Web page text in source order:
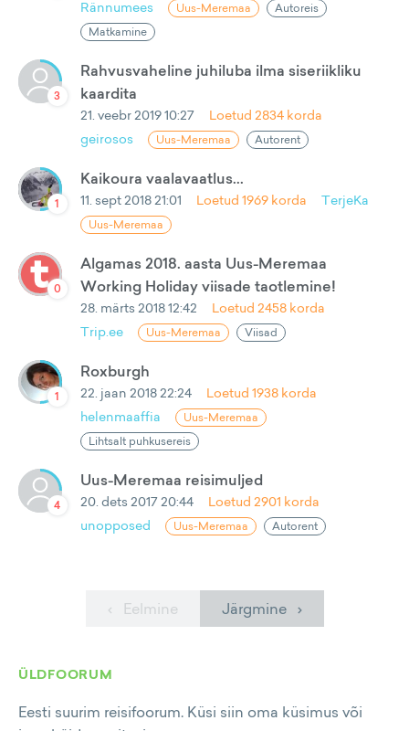
Rännumees
Uus-Meremaa
Autoreis
Matkamine
3
Rahvusvaheline juhiluba ilma siseriikliku
kaardita
21. veebr 2019 10:27 Loetud 2834 korda
geirosos
Uus-Meremaa Autorent
1
Kaikoura vaalavaatlus...
11. sept 2018 21:01 Loetud 1969 korda TerjeKa
Uus-Meremaa
0
Algamas 2018. aasta Uus-Meremaa
Working Holiday viisade taotlemine!
28. märts 2018 12:42 Loetud 2458 korda
Trip.ee
Uus-Meremaa Viisad
1
Roxburgh
22. jaan 2018 22:24 Loetud 1938 korda
helenmaaffia
Uus-Meremaa
Lihtsalt puhkusereis
4
Uus-Meremaa reisimuljed
20. dets 2017 20:44 Loetud 2901 korda
unopposed
Uus-Meremaa Autorent
‹ Eelmine Järgmine ›
ÜLDFOORUM
Eesti suurim reisifoorum. Küsi siin oma küsimus või